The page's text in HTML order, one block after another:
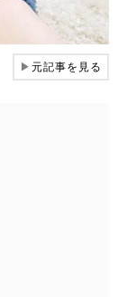
▶元記事を見る